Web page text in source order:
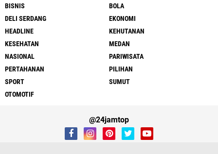
BISNIS
BOLA
DELI SERDANG
EKONOMI
HEADLINE
KEHUTANAN
KESEHATAN
MEDAN
NASIONAL
PARIWISATA
PERTAHANAN
PILIHAN
SPORT
SUMUT
OTOMOTIF
@24jamtop